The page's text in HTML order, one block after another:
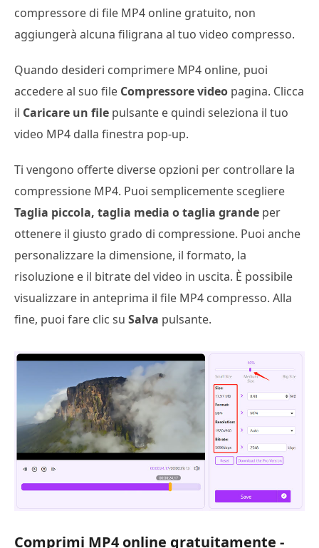
compressore di file MP4 online gratuito, non
aggiungerà alcuna filigrana al tuo video compresso.
Quando desideri comprimere MP4 online, puoi
accedere al suo file Compressore video pagina. Clicca
il Caricare un file pulsante e quindi seleziona il tuo
video MP4 dalla finestra pop-up.
Ti vengono offerte diverse opzioni per controllare la
compressione MP4. Puoi semplicemente scegliere
Taglia piccola, taglia media o taglia grande per
ottenere il giusto grado di compressione. Puoi anche
personalizzare la dimensione, il formato, la
risoluzione e il bitrate del video in uscita. È possibile
visualizzare in anteprima il file MP4 compresso. Alla
fine, puoi fare clic su Salva pulsante.
Comprimi MP4 online gratuitamente -